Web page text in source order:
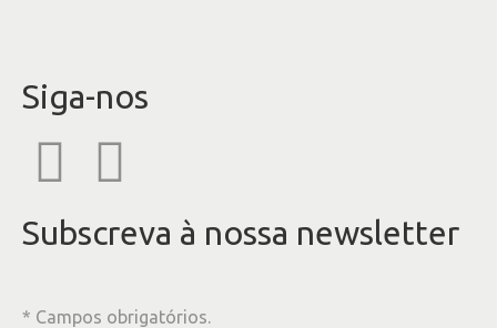
Siga-nos
Subscreva à nossa newsletter
* Campos obrigatórios.